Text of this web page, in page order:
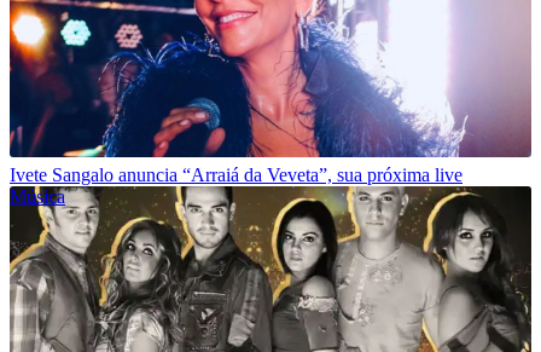
Ivete Sangalo anuncia “Arraiá da Veveta”, sua próxima live
Música